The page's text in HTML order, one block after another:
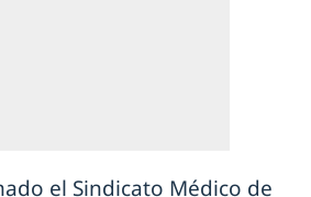
el Sindicato Médico de